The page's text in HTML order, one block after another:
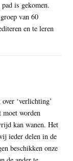
is gekomen.
van 60
en te leren
‘verlichting’
moet worden
kan wanen. Het
ieder delen in de
beschikken onze